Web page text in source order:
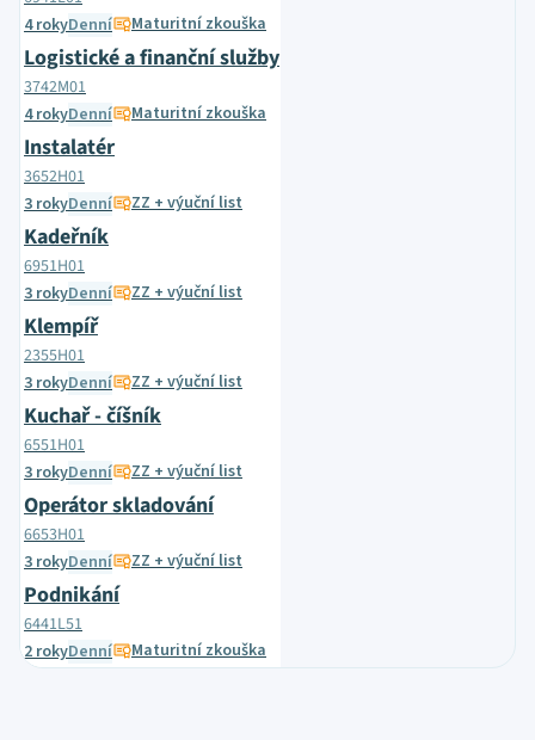
4 rokyDenní Maturitní zkouška
Logistické a finanční služby
3742M01
4 rokyDenní Maturitní zkouška
Instalatér
3652H01
3 rokyDenní ZZ + výuční list
Kadeřník
6951H01
3 rokyDenní ZZ + výuční list
Klempíř
2355H01
3 rokyDenní ZZ + výuční list
Kuchař - číšník
6551H01
3 rokyDenní ZZ + výuční list
Operátor skladování
6653H01
3 rokyDenní ZZ + výuční list
Podnikání
6441L51
2 rokyDenní Maturitní zkouška